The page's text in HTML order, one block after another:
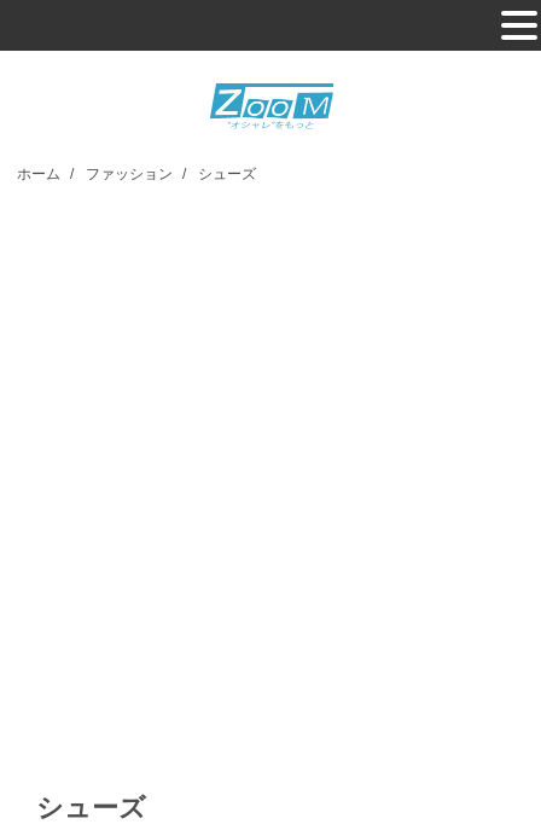
ホーム / ファッション / シューズ
シューズ